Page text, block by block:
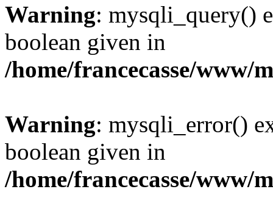
Warning: mysqli_query()
boolean given in
/home/francecasse/www/
Warning: mysqli_error()
boolean given in
/home/francecasse/www/